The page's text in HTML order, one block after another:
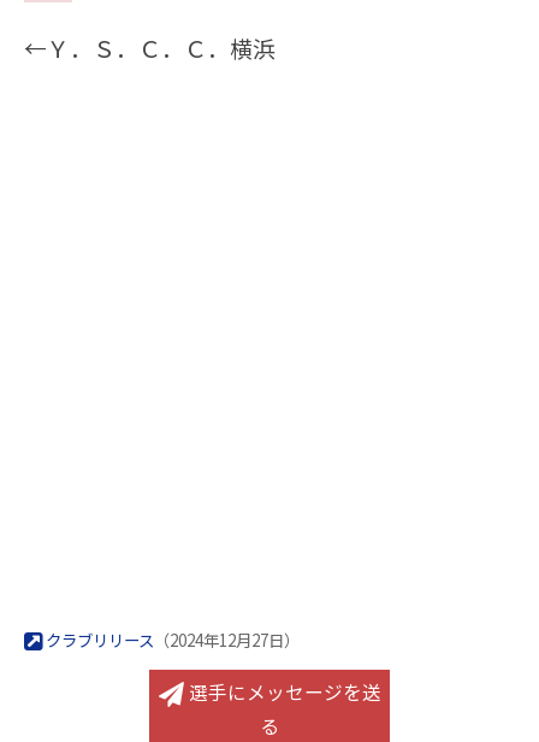
k
←Ｙ．Ｓ．Ｃ．Ｃ．横浜
クラブリリース （2024年12月27日）
選手にメッセージを送
る